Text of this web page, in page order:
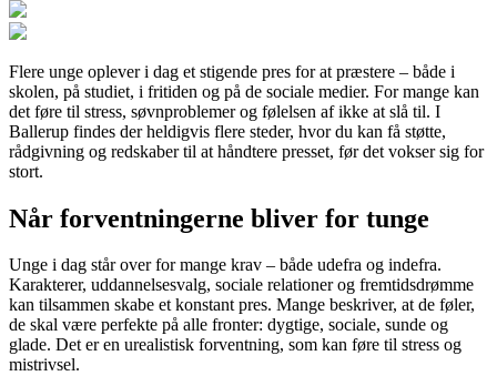
Flere unge oplever i dag et stigende pres for at præstere – både i
skolen, på studiet, i fritiden og på de sociale medier. For mange kan
det føre til stress, søvnproblemer og følelsen af ikke at slå til. I
Ballerup findes der heldigvis flere steder, hvor du kan få støtte,
rådgivning og redskaber til at håndtere presset, før det vokser sig for
stort.
Når forventningerne bliver for tunge
Unge i dag står over for mange krav – både udefra og indefra.
Karakterer, uddannelsesvalg, sociale relationer og fremtidsdrømme
kan tilsammen skabe et konstant pres. Mange beskriver, at de føler,
de skal være perfekte på alle fronter: dygtige, sociale, sunde og
glade. Det er en urealistisk forventning, som kan føre til stress og
mistrivsel.